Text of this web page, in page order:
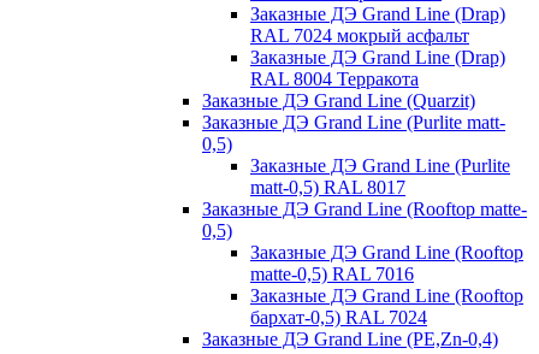
Заказные ДЭ Grand Line (Drap)
RAL 7024 мокрый асфальт
Заказные ДЭ Grand Line (Drap)
RAL 8004 Терракота
Заказные ДЭ Grand Line (Quarzit)
Заказные ДЭ Grand Line (Purlite matt-
0,5)
Заказные ДЭ Grand Line (Purlite
matt-0,5) RAL 8017
Заказные ДЭ Grand Line (Rooftop matte-
0,5)
Заказные ДЭ Grand Line (Rooftop
matte-0,5) RAL 7016
Заказные ДЭ Grand Line (Rooftop
бархат-0,5) RAL 7024
Заказные ДЭ Grand Line (PE,Zn-0,4)